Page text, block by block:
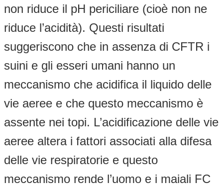
non riduce il pH periciliare (cioè non ne
riduce l’acidità). Questi risultati
suggeriscono che in assenza di CFTR i
suini e gli esseri umani hanno un
meccanismo che acidifica il liquido delle
vie aeree e che questo meccanismo è
assente nei topi. L’acidificazione delle vie
aeree altera i fattori associati alla difesa
delle vie respiratorie e questo
meccanismo rende l’uomo e i maiali FC